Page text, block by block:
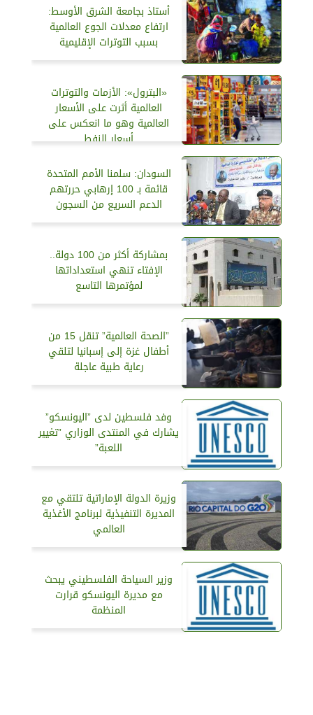
أستاذ بجامعة الشرق الأوسط:
ارتفاع معدلات الجوع العالمية
بسبب التوترات الإقليمية
«البترول»: الأزمات والتوترات
العالمية أثرت على الأسعار
العالمية وهو ما انعكس على
أسعار النفط
السودان: سلمنا الأمم المتحدة
قائمة بـ 100 إرهابي حررتهم
الدعم السريع من السجون
بمشاركة أكثر من 100 دولة..
الإفتاء تنهي استعداداتها
لمؤتمرها التاسع
”الصحة العالمية” تنقل 15 من
أطفال غزة إلى إسبانيا لتلقي
رعاية طبية عاجلة
وفد فلسطين لدى ”اليونسكو”
يشارك في المنتدى الوزاري ”تغيير
اللعبة”
وزيرة الدولة الإماراتية تلتقي مع
المديرة التنفيذية لبرنامج الأغذية
العالمي
وزير السياحة الفلسطيني يبحث
مع مديرة اليونسكو قرارت
المنظمة